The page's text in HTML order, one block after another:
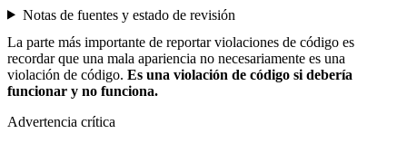
Notas de fuentes y estado de revisión
La parte más importante de reportar violaciones de código es
recordar que una mala apariencia no necesariamente es una
violación de código. Es una violación de código si debería
funcionar y no funciona.
Advertencia crítica